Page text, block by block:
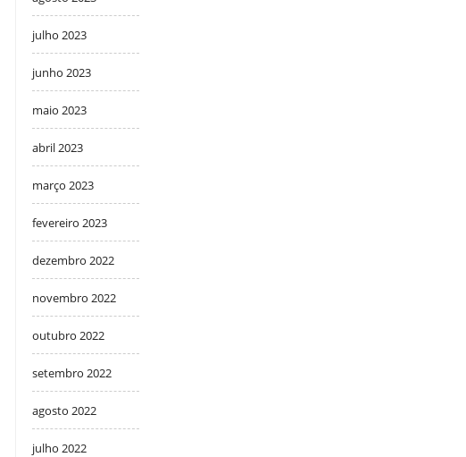
julho 2023
junho 2023
maio 2023
abril 2023
março 2023
fevereiro 2023
dezembro 2022
novembro 2022
outubro 2022
setembro 2022
agosto 2022
julho 2022